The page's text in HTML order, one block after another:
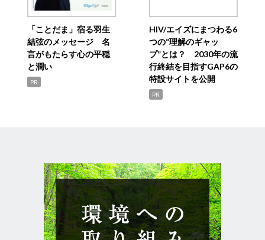
「ことだま」宿る羽生
結弦のメッセージ 名
言がもたらす心の平穏
と潤い
PR
HIV/エイズにまつわる6
つの“理解のギャッ
プ”とは？ 2030年の流
行終結を目指すGAP6の
特設サイトを公開
PR